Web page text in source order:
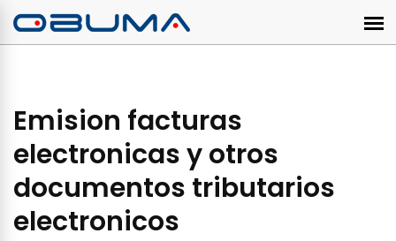
Emision facturas
electronicas y otros
documentos tributarios
electronicos